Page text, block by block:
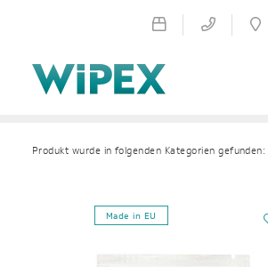
Produkt wurde in folgenden Kategorien gefunden:
Made in EU